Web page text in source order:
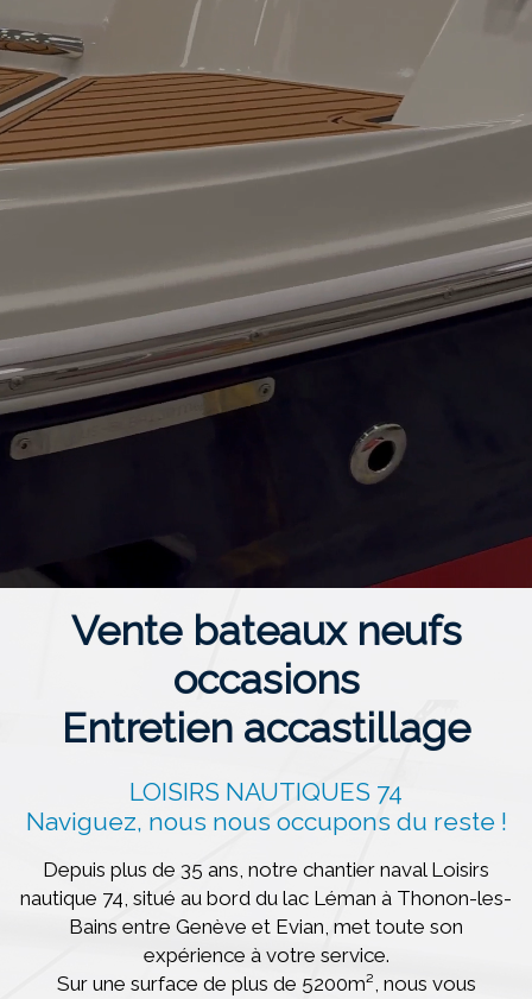
Vente bateaux neufs
occasions
Entretien accastillage
LOISIRS NAUTIQUES 74
Naviguez, nous nous occupons du reste !
Depuis plus de 35 ans, notre chantier naval Loisirs
nautique 74, situé au bord du lac Léman à Thonon-les-
Bains entre Genève et Evian, met toute son
expérience à votre service.
Sur une surface de plus de 5200m², nous vous